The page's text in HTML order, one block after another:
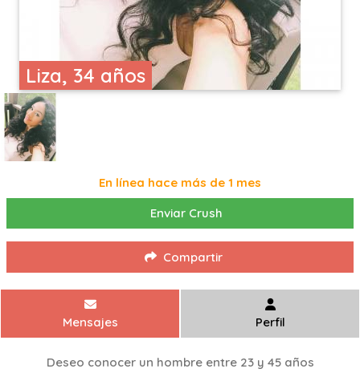
Liza, 34 años
En línea hace más de 1 mes
Enviar Crush
Compartir
Mensajes Perfil
Deseo conocer un hombre entre 23 y 45 años